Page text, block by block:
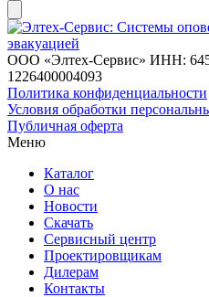
ООО «Элтех-Сервис» ИНН:
1226400004093
Политика конфиденциальности
Условия обработки
Публичная оферта
Меню
Каталог
О нас
Новости
Скачать
Сервисный центр
Проектировщикам
Дилерам
Контакты